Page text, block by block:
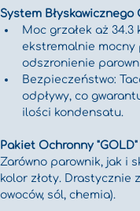
System
Moc grzałek aż 34.3
ekstremalnie mocny
odszronienie
Bezpieczeństwo:
odpływy, co
ilości kondensatu.
Pakiet Ochronny
Zarówno parownik, jak i
kolor złoty. Drastycznie
owoców, sól, chemia).